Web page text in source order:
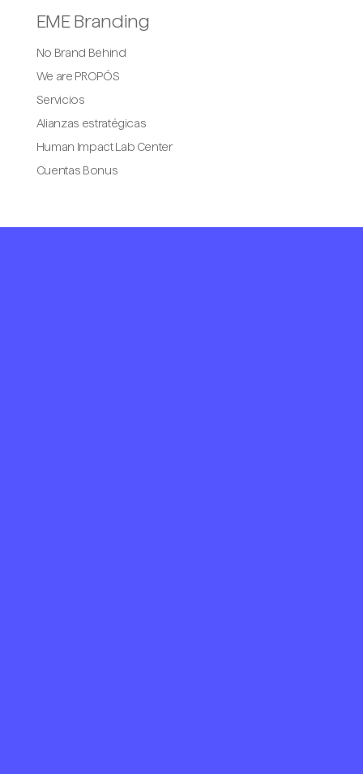
EME Branding
No Brand Behind
We are PROPÓS
Servicios
Alianzas estratégicas
Human Impact Lab Center
Cuentas Bonus